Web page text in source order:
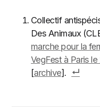
Collectif
Des Animaux
marche pour la
VegFest à Paris le
[archive].